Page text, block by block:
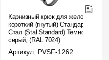
Карнизный крюк для желоба
короткий (гнутый) Стандарт
Стал (Stal Standard) Темно-
серый, (RAL 7024)
Артикул: PVSF-1262